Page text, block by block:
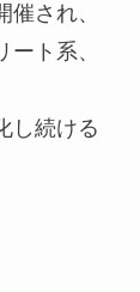
され、
ト系、
し続ける